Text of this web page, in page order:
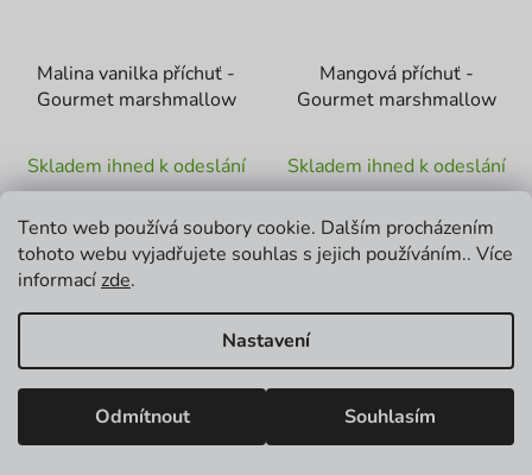
Tento web používá soubory cookie. Dalším procházením
tohoto webu vyjadřujete souhlas s jejich používáním.. Více
informací zde.
Nastavení
Odmítnout Souhlasím
Malina vanilka příchuť -
Gourmet marshmallow
hodnocení
je
z
hvězdiček.
Skladem ihned k odeslání
177 Kč
Měrná
cena:
177 Kč / 1 ks
DO KOŠÍKU
Mangová příchuť -
Gourmet marshmallow
hodnocení
je
z
hvězdiček.
Skladem ihned k odeslání
177 Kč
Měrná
cena:
177 Kč / 1 ks
DO KOŠÍKU